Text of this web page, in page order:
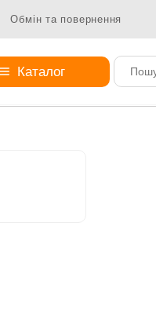
Обмін та повернення
Каталог
Абажур AS-0563